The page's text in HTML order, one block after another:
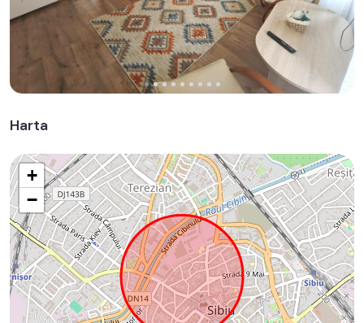
Harta
+
−